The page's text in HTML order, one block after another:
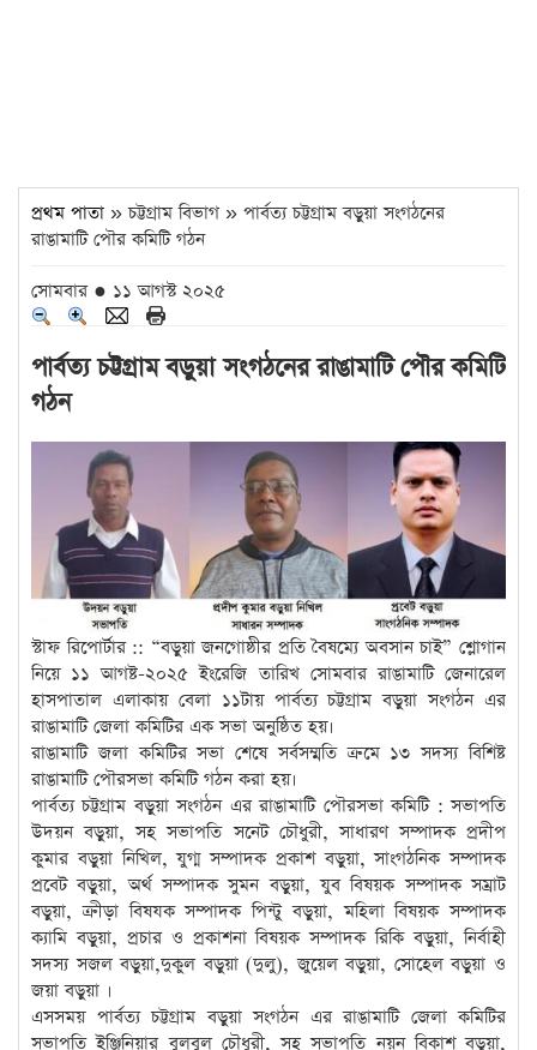
প্রথম পাতা » চট্টগ্রাম বিভাগ » পার্বত্য চট্টগ্রাম বড়ুয়া সংগঠনের
রাঙামাটি পৌর কমিটি গঠন
সোমবার ● ১১ আগস্ট ২০২৫
পার্বত্য চট্টগ্রাম বড়ুয়া সংগঠনের রাঙামাটি পৌর কমিটি
গঠন
স্টাফ রিপোর্টার :: “বড়ুয়া জনগোষ্ঠীর প্রতি বৈষম্যে অবসান চাই” শ্লোগান
নিয়ে ১১ আগষ্ট-২০২৫ ইংরেজি তারিখ সোমবার রাঙামাটি জেনারেল
হাসপাতাল এলাকায় বেলা ১১টায় পার্বত্য চট্টগ্রাম বড়ুয়া সংগঠন এর
রাঙামাটি জেলা কমিটির এক সভা অনুষ্ঠিত হয়।
রাঙামাটি জলা কমিটির সভা শেষে সর্বসম্মতি ক্রমে ১৩ সদস্য বিশিষ্ট
রাঙামাটি পৌরসভা কমিটি গঠন করা হয়।
পার্বত্য চট্টগ্রাম বড়ুয়া সংগঠন এর রাঙামাটি পৌরসভা কমিটি : সভাপতি
উদয়ন বড়ুয়া, সহ সভাপতি সনেট চৌধুরী, সাধারণ সম্পাদক প্রদীপ
কুমার বড়ুয়া নিখিল, যুগ্ম সম্পাদক প্রকাশ বড়ুয়া, সাংগঠনিক সম্পাদক
প্রবেট বড়ুয়া, অর্থ সম্পাদক সুমন বড়ুয়া, যুব বিষয়ক সম্পাদক সম্রাট
বড়ুয়া, ক্রীড়া বিষযক সম্পাদক পিন্টু বড়ুয়া, মহিলা বিষয়ক সম্পাদক
ক্যামি বড়ুয়া, প্রচার ও প্রকাশনা বিষয়ক সম্পাদক রিকি বড়ুয়া, নির্বাহী
সদস্য সজল বড়ুয়া,দুকুল বড়ুয়া (দুলু), জুয়েল বড়ুয়া, সোহেল বড়ুয়া ও
জয়া বড়ুয়া ।
এসসময় পার্বত্য চট্টগ্রাম বড়ুয়া সংগঠন এর রাঙামাটি জেলা কমিটির
সভাপতি ইঞ্জিনিয়ার বুলবুল চৌধুরী, সহ সভাপতি নয়ন বিকাশ বড়ুয়া,